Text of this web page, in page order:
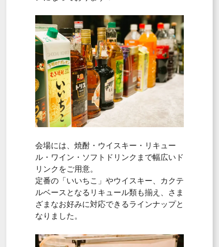
会場には、焼酎・ウイスキー・リキュー
ル・ワイン・ソフトドリンクまで幅広いド
リンクをご用意。
定番の「いいちこ」やウイスキー、カクテ
ルベースとなるリキュール類も揃え、さま
ざまなお好みに対応できるラインナップと
なりました。